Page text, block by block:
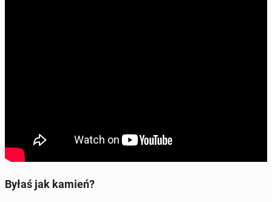
Byłaś jak kamień?